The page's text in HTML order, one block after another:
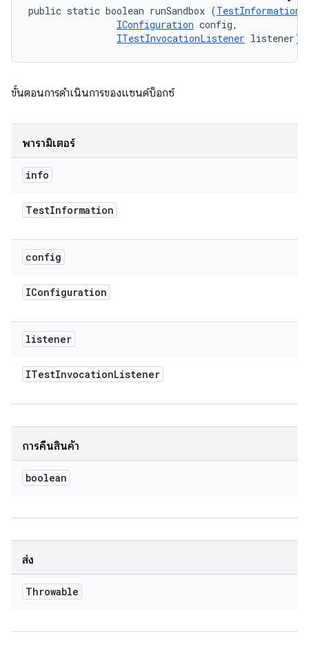
public static boolean runSandbox (TestInformation
IConfiguration config,
ITestInvocationListener listener)
ขั้นตอนการดำเนินการของแซนด์บ็อกซ์
พารามิเตอร์
info
TestInformation
config
IConfiguration
listener
ITestInvocationListener
การคืนสินค้า
boolean
ส่ง
Throwable